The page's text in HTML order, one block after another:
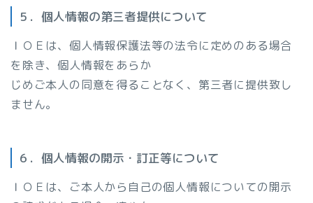
５．個人情報の第三者提供について
ＩＯＥは、個人情報保護法等の法令に定めのある場合
を除き、個人情報をあらか
じめご本人の同意を得ることなく、第三者に提供致し
ません。
６．個人情報の開示・訂正等について
ＩＯＥは、ご本人から自己の個人情報についての開示